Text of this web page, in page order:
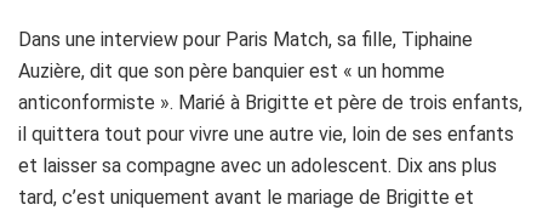
Dans une interview pour Paris Match, sa fille, Tiphaine
Auzière, dit que son père banquier est « un homme
anticonformiste ». Marié à Brigitte et père de trois enfants,
il quittera tout pour vivre une autre vie, loin de ses enfants
et laisser sa compagne avec un adolescent. Dix ans plus
tard, c’est uniquement avant le mariage de Brigitte et